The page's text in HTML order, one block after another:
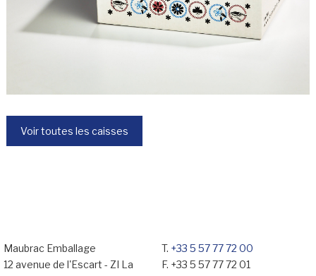
Voir toutes les caisses
Maubrac Emballage
12 avenue de l'Escart - ZI La
T. +33 5 57 77 72 00
F. +33 5 57 77 72 01